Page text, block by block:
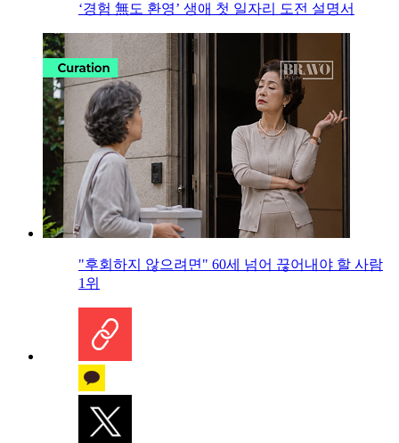
‘경험 無도 환영’ 생애 첫 일자리 도전 설명서
"후회하지 않으려면" 60세 넘어 끊어내야 할 사람
1위